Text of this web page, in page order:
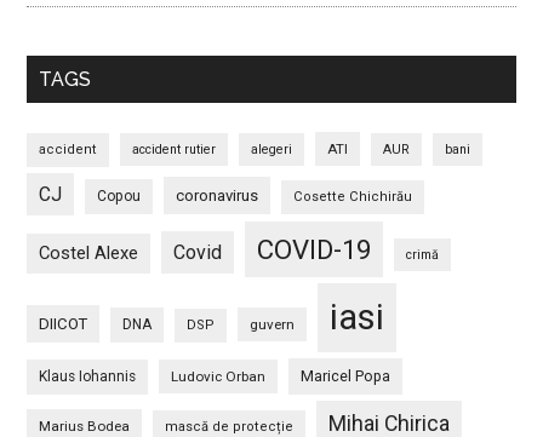
TAGS
accident accident rutier alegeri ATI AUR bani
CJ Copou coronavirus Cosette Chichirău
Costel Alexe Covid COVID-19 crimă
DIICOT DNA DSP guvern iasi
Klaus Iohannis Ludovic Orban Maricel Popa
Marius Bodea mască de protecție Mihai Chirica